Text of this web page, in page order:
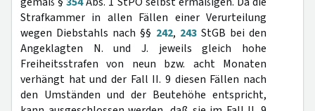
Strafkammer in allen Fällen einer Verurteilung
wegen Diebstahls nach §§ 242, 243StGB bei den
Angeklagten N. und J. jeweils gleich hohe
Freiheitsstrafen von neun bzw. acht Monaten
verhängt hat und der Fall II. 9 diesen Fällen nach
den Umständen und der Beutehöhe entspricht,